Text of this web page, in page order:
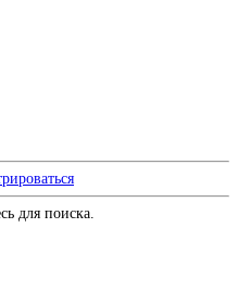
для поиска.